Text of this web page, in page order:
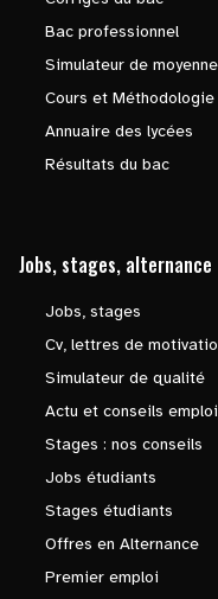
Bac professionnel
Simulateur de
Cours et Méthodologie
Annuaire des lycées
Résultats du bac
Jobs, stages, alternance
Jobs, stages
Cv, lettres de
Simulateur de qualité
Actu et conseils emploi
Stages : nos conseils
Jobs étudiants
Stages étudiants
Offres en Alternance
Premier emploi